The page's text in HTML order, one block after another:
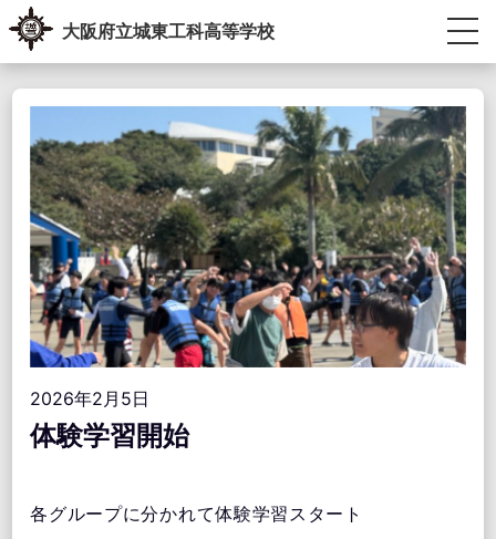
Skip
to
content
大阪府立城東工科高等学校
学校紹介
教育内容
学校生活
進路指導
学校運営協議会・学校教育自己診断・学校経営計画
アクセス情報
お問い合わせ
2026年2月5日
体験学習開始
各グループに分かれて体験学習スタート